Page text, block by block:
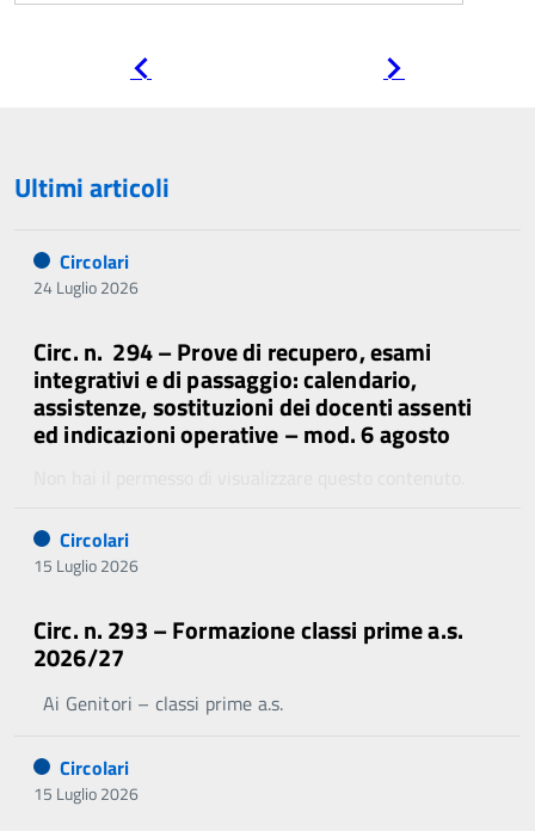
Ultimi articoli
Circolari
24 Luglio 2026
Circ. n. 294 – Prove di recupero, esami
integrativi e di passaggio: calendario,
assistenze, sostituzioni dei docenti assenti
ed indicazioni operative – mod. 6 agosto
Circolari
15 Luglio 2026
Circ. n. 293 – Formazione classi prime a.s.
2026/27
Ai Genitori – classi prime a.s.
Circolari
15 Luglio 2026